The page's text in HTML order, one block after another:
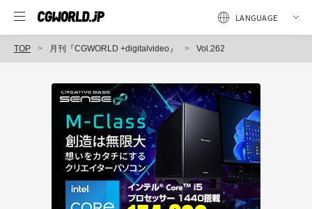
TOP 月刊『CGWORLD +digitalvideo』 Vol.262